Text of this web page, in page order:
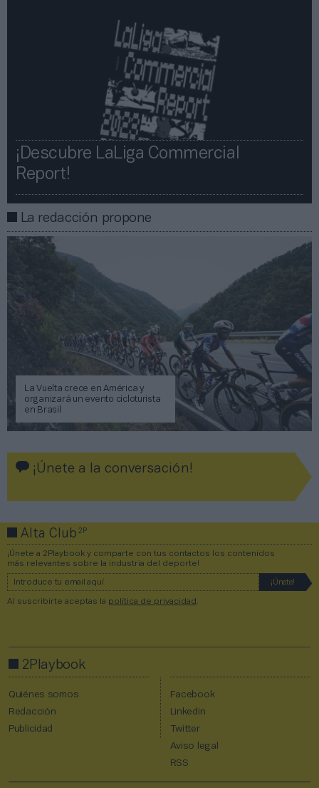
¡Descubre LaLiga Commercial
Report!​​
La redacción propone
La Vuelta crece en América y
organizará un evento cicloturista
en Brasil
¡Únete a la conversación!
Alta Club2P
¡Únete a 2Playbook y comparte con tus contactos los contenidos
más relevantes sobre la industria del deporte!
Al suscribirte aceptas la política de privacidad
2Playbook
Quiénes somos
Redacción
Publicidad
Facebook
Linkedin
Twitter
Aviso legal
RSS